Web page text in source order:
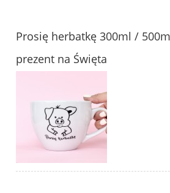
Prosię herbatkę 300ml /
prezent na Święta